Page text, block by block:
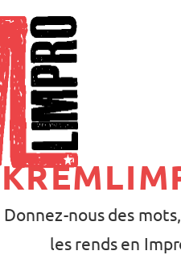
Donnez-nous des
les rends en